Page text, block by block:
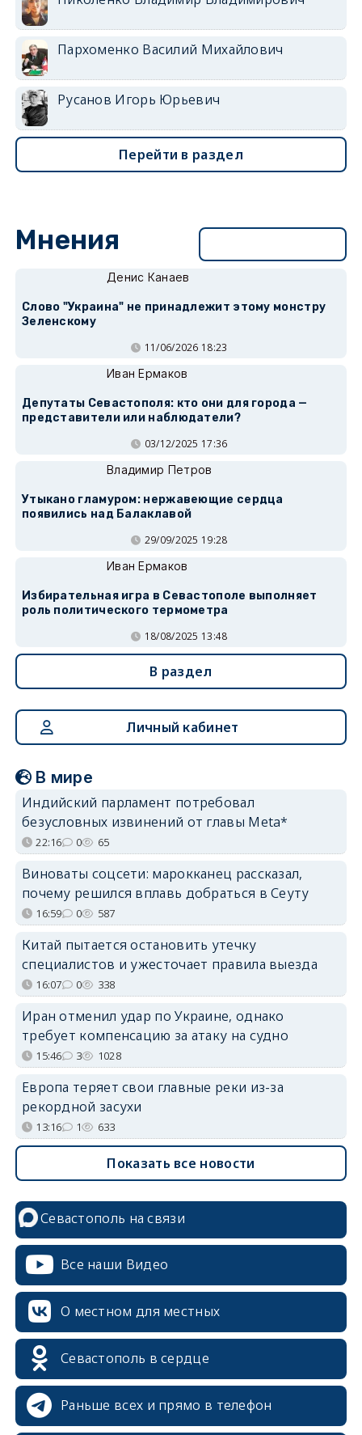
Пархоменко Василий Михайлович
Русанов Игорь Юрьевич
Перейти в раздел
Мнения
Денис Канаев
Слово "Украина" не принадлежит этому монстру
Зеленскому
11/06/2026 18:23
Иван Ермаков
Депутаты Севастополя: кто они для города —
представители или наблюдатели?
03/12/2025 17:36
Владимир Петров
Утыкано гламуром: нержавеющие сердца
появились над Балаклавой
29/09/2025 19:28
Иван Ермаков
Избирательная игра в Севастополе выполняет
роль политического термометра
18/08/2025 13:48
В раздел
Личный кабинет
В мире
Индийский парламент потребовал
безусловных извинений от главы Meta*
22:16 0 65
Виноваты соцсети: марокканец рассказал,
почему решился вплавь добраться в Сеуту
16:59 0 587
Китай пытается остановить утечку
специалистов и ужесточает правила выезда
16:07 0 338
Иран отменил удар по Украине, однако
требует компенсацию за атаку на судно
15:46 3 1028
Европа теряет свои главные реки из-за
рекордной засухи
13:16 1 633
Показать все новости
Севастополь на связи
Все наши Видео
О местном для местных
Севастополь в сердце
Раньше всех и прямо в телефон